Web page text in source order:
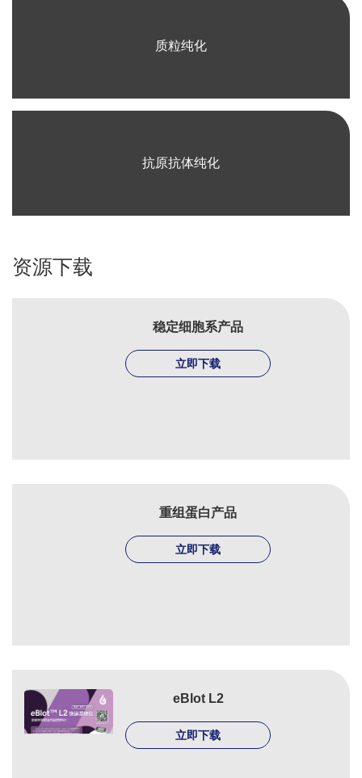
质粒纯化
抗原抗体纯化
资源下载
稳定细胞系产品
立即下载
重组蛋白产品
立即下载
eBlot L2
立即下载